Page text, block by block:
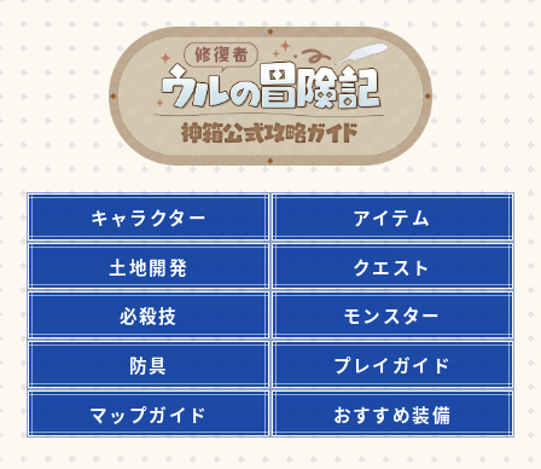
キャラクター
アイテム
土地開発
クエスト
必殺技
モンスター
防具
プレイガイド
マップガイド
おすすめ装備